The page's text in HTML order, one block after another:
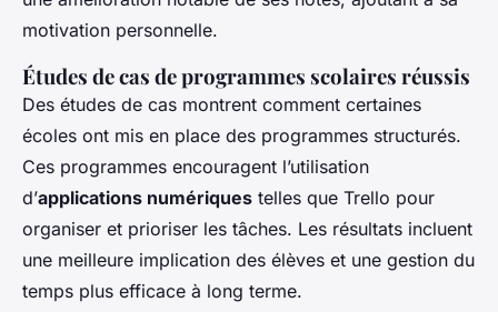
motivation personnelle.
Études de cas de programmes scolaires réussis
Des études de cas montrent comment certaines
écoles ont mis en place des programmes structurés.
Ces programmes encouragent l’utilisation
d’applications numériques telles que Trello pour
organiser et prioriser les tâches. Les résultats incluent
une meilleure implication des élèves et une gestion du
temps plus efficace à long terme.